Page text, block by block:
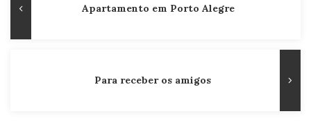
de
Post
Publicação
Apartamento em Porto Alegre
Para receber os amigos